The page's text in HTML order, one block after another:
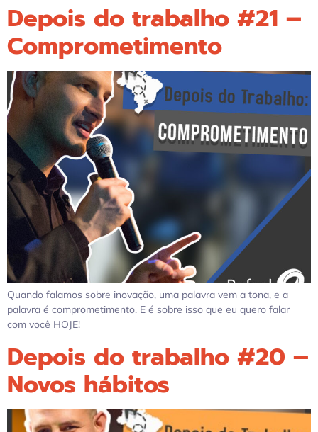
Depois do trabalho #21 –
Comprometimento
Quando falamos sobre inovação, uma palavra vem a tona, e a
palavra é comprometimento. E é sobre isso que eu quero falar
com você HOJE!
Depois do trabalho #20 –
Novos hábitos